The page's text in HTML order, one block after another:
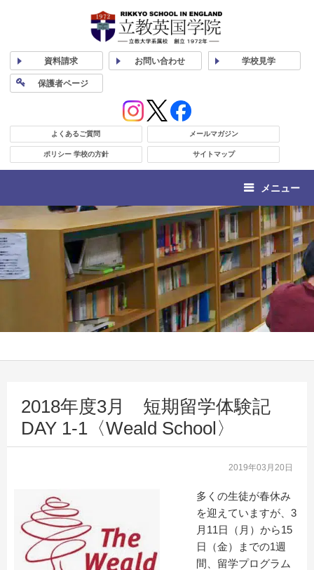
資料請求 お問い合わせ 学校見学
保護者ページ
よくあるご質問 メールマガジン
ポリシー 学校の方針 サイトマップ
メニュー
2018年度3月 短期留学体験記
DAY 1-1〈Weald School〉
2019年03月20日
多くの生徒が春休み
を迎えていますが、3
月11日（月）から15
日（金）までの1週
間、留学プログラム